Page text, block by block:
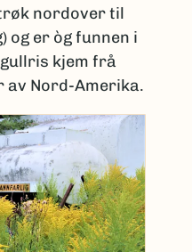
nordover til
og er òg funnen i
kjem frå
av Nord-Amerika.